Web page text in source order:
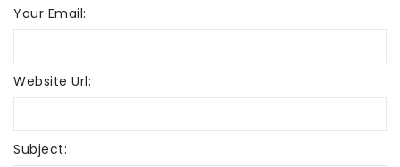
Your Email:
Website Url:
Subject: